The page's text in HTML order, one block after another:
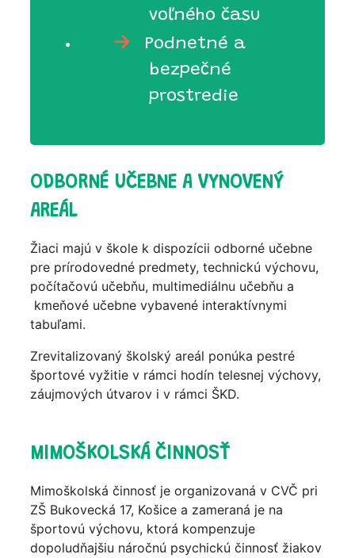
voľného času
Podnetné a
bezpečné
prostredie
ODBORNÉ UČEBNE A VYNOVENÝ
AREÁL
Žiaci majú v škole k dispozícii odborné učebne
pre prírodovedné predmety, technickú výchovu,
počítačovú učebňu, multimediálnu učebňu a
kmeňové učebne vybavené interaktívnymi
tabuľami.
Zrevitalizovaný školský areál ponúka pestré
športové vyžitie v rámci hodín telesnej výchovy,
záujmových útvarov i v rámci ŠKD.
MIMOŠKOLSKÁ ČINNOSŤ
Mimoškolská činnosť je organizovaná v CVČ pri
ZŠ Bukovecká 17, Košice a zameraná je na
športovú výchovu, ktorá kompenzuje
dopoludňajšiu náročnú psychickú činnosť žiakov